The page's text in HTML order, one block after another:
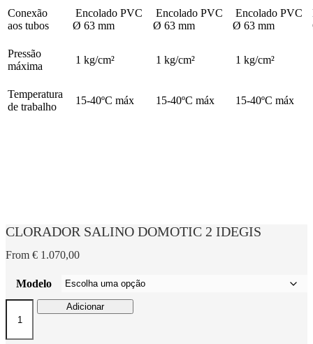
Conexão
aos tubos
Encolado PVC
Ø 63 mm
Encolado PVC
Ø 63 mm
Encolado PVC
Ø 63 mm
Pressão
máxima
1 kg/cm² 1 kg/cm² 1 kg/cm²
Temperatura
de trabalho
15-40ºC máx 15-40ºC máx 15-40ºC máx
CLORADOR SALINO DOMOTIC 2 IDEGIS
From € 1.070,00
Modelo
Quantidade
Adicionar